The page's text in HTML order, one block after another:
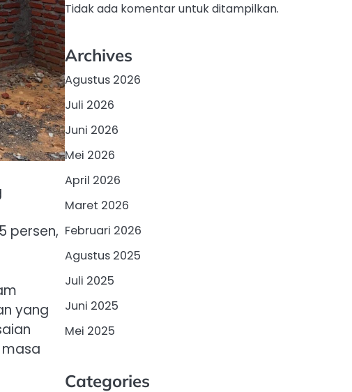
persen,
yang
Tidak ada komentar untuk ditampilkan.
Archives
Agustus 2026
Juli 2026
Juni 2026
Mei 2026
April 2026
Maret 2026
Februari 2026
Agustus 2025
Juli 2025
Juni 2025
Mei 2025
Categories